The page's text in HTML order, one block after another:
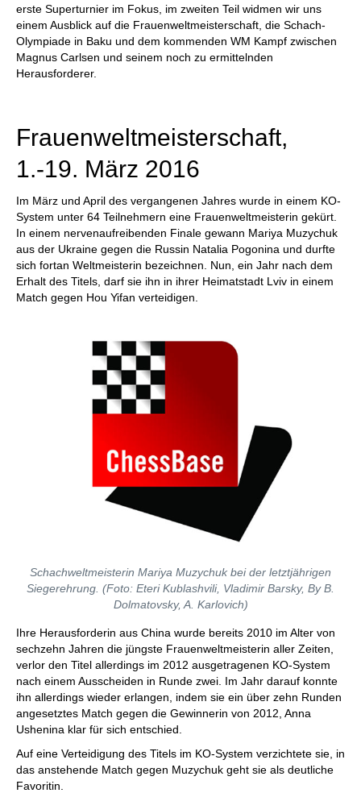
erste Superturnier im Fokus, im zweiten Teil widmen wir uns
einem Ausblick auf die Frauenweltmeisterschaft, die Schach-
Olympiade in Baku und dem kommenden WM Kampf zwischen
Magnus Carlsen und seinem noch zu ermittelnden
Herausforderer.
Frauenweltmeisterschaft,
1.-19. März 2016
Im März und April des vergangenen Jahres wurde in einem KO-
System unter 64 Teilnehmern eine Frauenweltmeisterin gekürt.
In einem nervenaufreibenden Finale gewann Mariya Muzychuk
aus der Ukraine gegen die Russin Natalia Pogonina und durfte
sich fortan Weltmeisterin bezeichnen. Nun, ein Jahr nach dem
Erhalt des Titels, darf sie ihn in ihrer Heimatstadt Lviv in einem
Match gegen Hou Yifan verteidigen.
Schachweltmeisterin Mariya Muzychuk bei der letztjährigen
Siegerehrung. (Foto: Eteri Kublashvili, Vladimir Barsky, By B.
Dolmatovsky, A. Karlovich)
Ihre Herausforderin aus China wurde bereits 2010 im Alter von
sechzehn Jahren die jüngste Frauenweltmeisterin aller Zeiten,
verlor den Titel allerdings im 2012 ausgetragenen KO-System
nach einem Ausscheiden in Runde zwei. Im Jahr darauf konnte
ihn allerdings wieder erlangen, indem sie ein über zehn Runden
angesetztes Match gegen die Gewinnerin von 2012, Anna
Ushenina klar für sich entschied.
Auf eine Verteidigung des Titels im KO-System verzichtete sie, in
das anstehende Match gegen Muzychuk geht sie als deutliche
Favoritin.